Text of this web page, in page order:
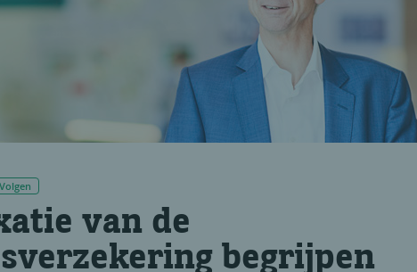
Volgen
van de
begrijpen